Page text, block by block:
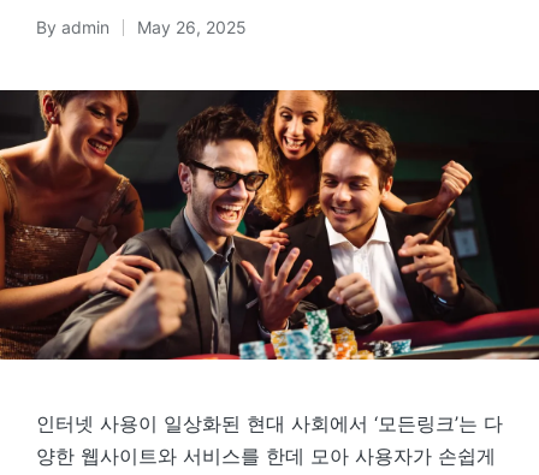
Posted
By admin May 26, 2025
인터넷 사용이 일상화된 현대 사회에서 ‘모든링크’는 다
양한 웹사이트와 서비스를 한데 모아 사용자가 손쉽게